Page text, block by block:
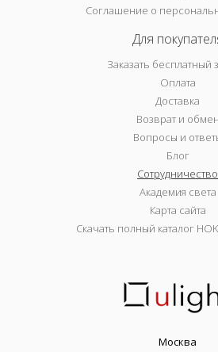
Соглашение о
Для
Заказать бесплатный
Оплата
Доставка
Возврат и обмен
Вопросы и
Блог
Сотрудничество
Академия света
Карта сайта
Скачать полный каталог
Москва